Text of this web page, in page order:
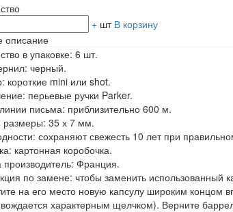
+ шт В корзину
описание
в упаковке: 6 шт.
черный.
короткие mini или shot.
перьевые ручки Parker.
письма: приблизительно 600 м.
35 х 7 мм.
сохраняют свежесть 10 лет при
картонная коробочка.
производитель: Франция.
по замене: чтобы заменить использованный
на его место новую капсулу широким концом
характерным щелчком). Верните